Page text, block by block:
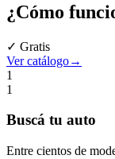
¿Cómo
✓ Gratis
Ver catálogo→
1
1
Buscá tu auto
Entre cientos de